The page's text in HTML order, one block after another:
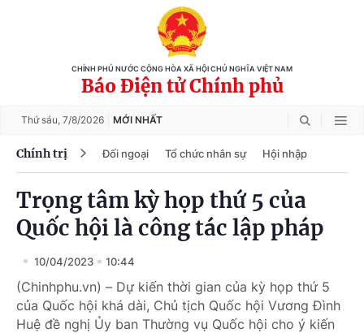
CHÍNH PHỦ NƯỚC CỘNG HÒA XÃ HỘI CHỦ NGHĨA VIỆT NAM
Báo Điện tử Chính phủ
Thứ sáu, 7/8/2026 MỚI NHẤT
Chính trị Đối ngoại Tổ chức nhân sự Hội nhập
Trọng tâm kỳ họp thứ 5 của
Quốc hội là công tác lập pháp
10/04/2023 10:44
(Chinhphu.vn) – Dự kiến thời gian của kỳ họp thứ 5
của Quốc hội khá dài, Chủ tịch Quốc hội Vương Đình
Huệ đề nghị Ủy ban Thường vụ Quốc hội cho ý kiến